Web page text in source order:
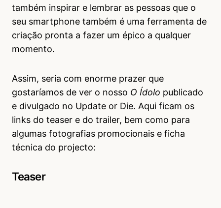
também inspirar e lembrar as pessoas que o
seu smartphone também é uma ferramenta de
criação pronta a fazer um épico a qualquer
momento.
Assim, seria com enorme prazer que
gostaríamos de ver o nosso O Ídolo publicado
e divulgado no Update or Die. Aqui ficam os
links do teaser e do trailer, bem como para
algumas fotografias promocionais e ficha
técnica do projecto:
Teaser